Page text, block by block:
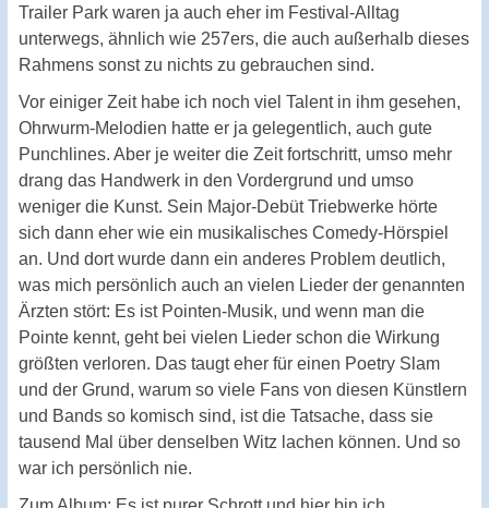
Trailer Park waren ja auch eher im Festival-Alltag
unterwegs, ähnlich wie 257ers, die auch außerhalb dieses
Rahmens sonst zu nichts zu gebrauchen sind.
Vor einiger Zeit habe ich noch viel Talent in ihm gesehen,
Ohrwurm-Melodien hatte er ja gelegentlich, auch gute
Punchlines. Aber je weiter die Zeit fortschritt, umso mehr
drang das Handwerk in den Vordergrund und umso
weniger die Kunst. Sein Major-Debüt Triebwerke hörte
sich dann eher wie ein musikalisches Comedy-Hörspiel
an. Und dort wurde dann ein anderes Problem deutlich,
was mich persönlich auch an vielen Lieder der genannten
Ärzten stört: Es ist Pointen-Musik, und wenn man die
Pointe kennt, geht bei vielen Lieder schon die Wirkung
größten verloren. Das taugt eher für einen Poetry Slam
und der Grund, warum so viele Fans von diesen Künstlern
und Bands so komisch sind, ist die Tatsache, dass sie
tausend Mal über denselben Witz lachen können. Und so
war ich persönlich nie.